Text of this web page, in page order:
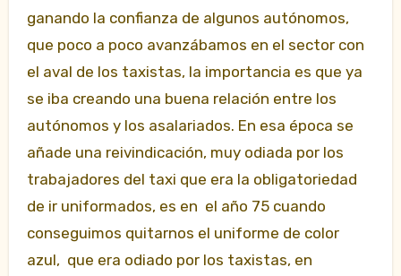
ganando la confianza de algunos autónomos,
que poco a poco avanzábamos en el sector con
el aval de los taxistas, la importancia es que ya
se iba creando una buena relación entre los
autónomos y los asalariados. En esa época se
añade una reivindicación, muy odiada por los
trabajadores del taxi que era la obligatoriedad
de ir uniformados, es en el año 75 cuando
conseguimos quitarnos el uniforme de color
azul, que era odiado por los taxistas, en